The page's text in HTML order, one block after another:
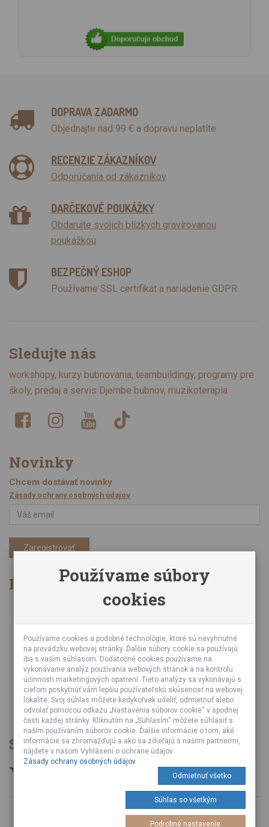
DOPRAVA ZADARMO
Objednajte nad 99 € a dopravu neplatíte
RECENZIE ZÁKAZNÍKOV
Odporúčania od zákazníkov
DARČEKOVÉ POUKÁŽKY
Obdarujte svojich blízkych gravírovanou
poukážkou
BEZPEČNÝ ESHOP
Používame SSL certifikát a nariadenie GDPR.
Sledujte nás
workshopy, kurzy bubnovania, teambuildingy, programy pre
školy, predaj a servis Djembe bubnov, muzikoterapia
Novinky
Chcem dostávať novinky
Zásady ochrany osobných údajov
Zaregistrovať
Informácie
Obchodné podmienky
Online kurzy bubnovania
Podujatia
Teambuildingy pre firmy
Servis bubnov
Foto a video z podujatí
Veľkoobchod
Spôsob platby
od Tuli A Tuli Laboratories s. r. o.
Používame súbory
cookies
Používame cookies a podobné technológie, ktoré sú nevyhnutné
na prevádzku webovej stránky. Ďalšie súbory cookie sa používajú
iba s vaším súhlasom. Dodatočné cookies používame na
vykonávanie analýz používania webových stránok a na kontrolu
účinnosti marketingových opatrení. Tieto analýzy sa vykonávajú s
cieľom poskytnúť vám lepšiu používateľskú skúsenosť na webovej
lokalite. Svoj súhlas môžete kedykoľvek udeliť, odmietnuť alebo
odvolať pomocou odkazu „Nastavenia súborov cookie“ v spodnej
časti každej stránky. Kliknutím na „Súhlasím“ môžete súhlasiť s
naším používaním súborov cookie. Ďalšie informácie o tom, aké
informácie sa zhromažďujú a ako sa zdieľajú s našimi partnermi,
nájdete v našom Vyhlásení o ochrane údajov.
Zásady ochrany osobných údajov
Odmietnuť všetko
Súhlas so všetkým
Podrobné nastavenie